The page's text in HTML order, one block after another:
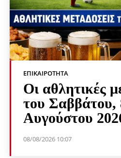
ΕΠΙΚΑΙΡΌΤΗΤΑ
Οι αθλητικές
του Σαββάτου,
Αυγούστου
08/08/2026 10:07